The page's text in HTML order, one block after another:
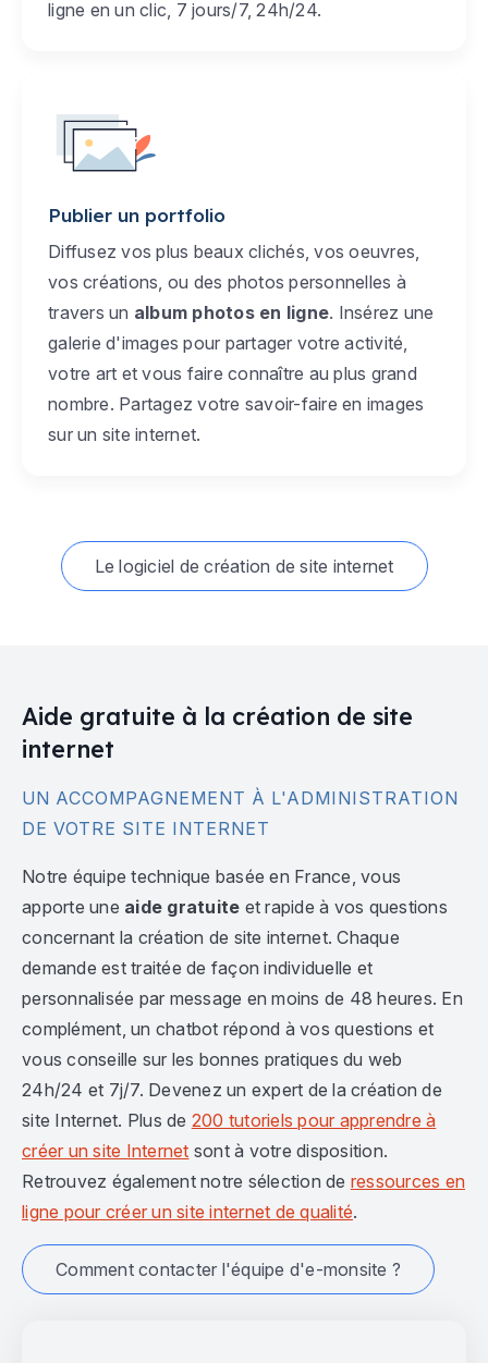
ligne en un clic, 7 jours/7, 24h/24.
Publier un portfolio
Diffusez vos plus beaux clichés, vos oeuvres,
vos créations, ou des photos personnelles à
travers un album photos en ligne. Insérez une
galerie d'images pour partager votre activité,
votre art et vous faire connaître au plus grand
nombre. Partagez votre savoir-faire en images
sur un site internet.
Le logiciel de création de site internet
Aide gratuite à la création de site
internet
UN ACCOMPAGNEMENT À L'ADMINISTRATION
DE VOTRE SITE INTERNET
Notre équipe technique basée en France, vous
apporte une aide gratuite et rapide à vos questions
concernant la création de site internet. Chaque
demande est traitée de façon individuelle et
personnalisée par message en moins de 48 heures. En
complément, un chatbot répond à vos questions et
vous conseille sur les bonnes pratiques du web
24h/24 et 7j/7. Devenez un expert de la création de
site Internet. Plus de 200 tutoriels pour apprendre à
créer un site Internet sont à votre disposition.
Retrouvez également notre sélection de ressources en
ligne pour créer un site internet de qualité.
Comment contacter l'équipe d'e-monsite ?